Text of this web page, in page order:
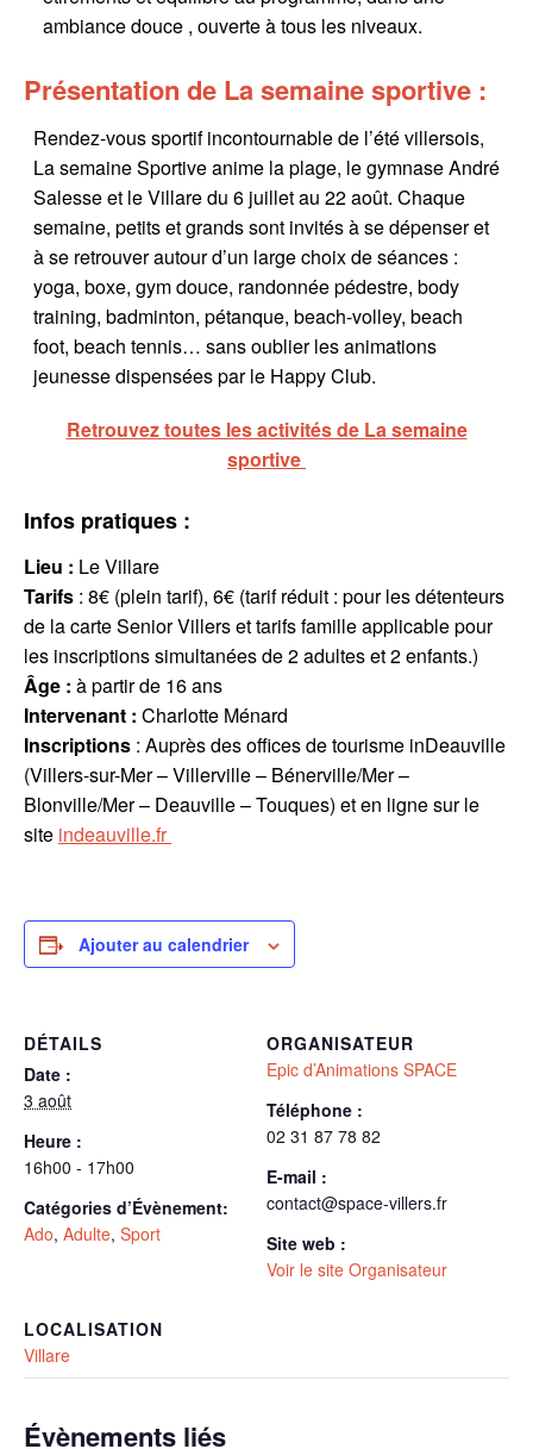
ambiance douce , ouverte à tous les niveaux.
Présentation de La semaine sportive :
Rendez-vous sportif incontournable de l’été villersois,
La semaine Sportive anime la plage, le gymnase André
Salesse et le Villare du 6 juillet au 22 août. Chaque
semaine, petits et grands sont invités à se dépenser et
à se retrouver autour d’un large choix de séances :
yoga, boxe, gym douce, randonnée pédestre, body
training, badminton, pétanque, beach-volley, beach
foot, beach tennis… sans oublier les animations
jeunesse dispensées par le Happy Club.
Retrouvez toutes les activités de La semaine
sportive
Infos pratiques :
Lieu : Le Villare
Tarifs : 8€ (plein tarif), 6€ (tarif réduit : pour les détenteurs
de la carte Senior Villers et tarifs famille applicable pour
les inscriptions simultanées de 2 adultes et 2 enfants.)
Âge : à partir de 16 ans
Intervenant : Charlotte Ménard
Inscriptions : Auprès des offices de tourisme inDeauville
(Villers-sur-Mer – Villerville – Bénerville/Mer –
Blonville/Mer – Deauville – Touques) et en ligne sur le
site indeauville.fr
Ajouter au calendrier
DÉTAILS
Date :
3 août
Heure :
16h00 - 17h00
Catégories d’Évènement:
Ado, Adulte, Sport
ORGANISATEUR
Epic d’Animations SPACE
Téléphone :
02 31 87 78 82
E-mail :
contact@space-villers.fr
Site web :
Voir le site Organisateur
LOCALISATION
Villare
Évènements liés